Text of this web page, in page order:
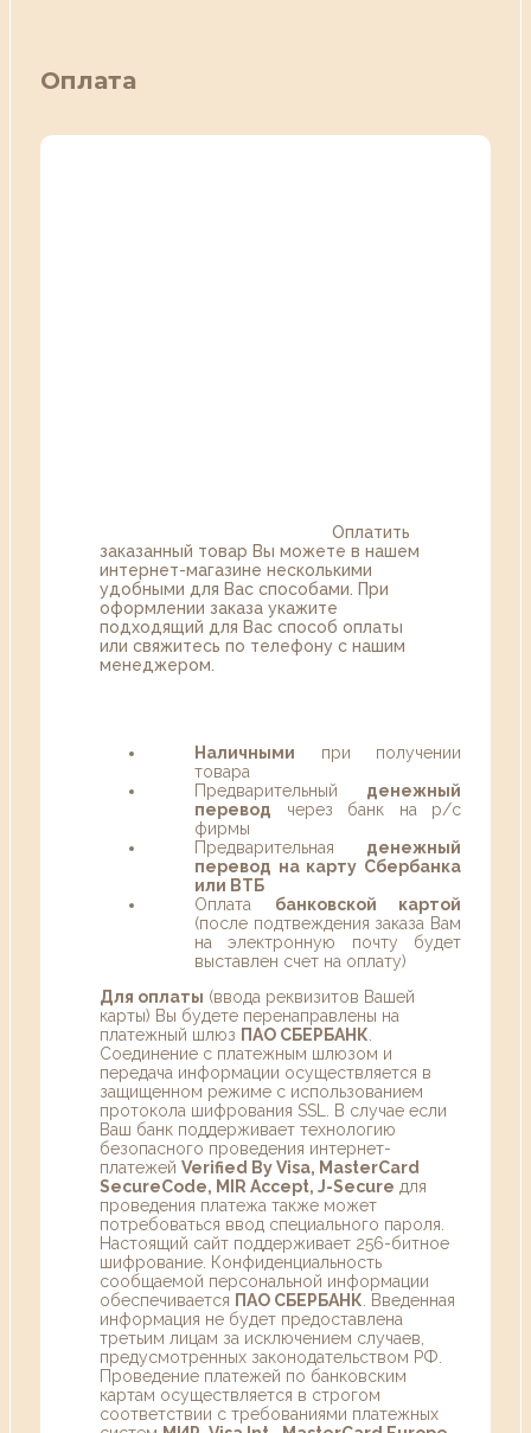
Оплата
Оплатить
заказанный товар Вы можете в нашем
интернет-магазине несколькими
удобными для Вас способами. При
оформлении заказа укажите
подходящий для Вас способ оплаты
или свяжитесь по телефону с нашим
менеджером.
Наличными при получении
товара
Предварительный денежный
перевод через банк на р/с
фирмы
Предварительная денежный
перевод на карту Сбербанка
или ВТБ
Оплата банковской картой
(после подтвеждения заказа Вам
на электронную почту будет
выставлен счет на оплату)
Для оплаты (ввода реквизитов Вашей
карты) Вы будете перенаправлены на
платежный шлюз ПАО СБЕРБАНК
Соединение с платежным шлюзом и
передача информации осуществляется в
защищенном режиме с использованием
протокола шифрования SSL. В случае если
Ваш банк поддерживает технологию
безопасного проведения интернет-
платежей Verified By Visa, MasterCard
SecureCode, MIR Accept, J-Secure для
проведения платежа также может
потребоваться ввод специального пароля.
Настоящий сайт поддерживает 256-битное
шифрование. Конфиденциальность
сообщаемой персональной информации
обеспечивается ПАО СБЕРБАНК . Введенная
информация не будет предоставлена
третьим лицам за исключением случаев,
предусмотренных законодательством РФ.
Проведение платежей по банковским
картам осуществляется в строгом
соответствии с требованиями платежных